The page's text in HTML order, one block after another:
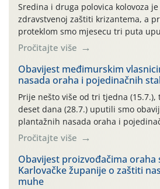
Sredina i druga polovica kolovoza
zdravstvenoj zaštiti krizantema, a
proteklom smo mjesecu tri puta
preventivnim mjerama zaštite
uzročnika bolesti, štetnika i fito-
06.7.)! Na početku ovog mjeseca je
povijesno i ekstremno vruće
najviše temperature […]
Pročitajte više
Obavijest međimurskim
nasada oraha i pojedinačnih
Prije nešto više od tri tjedna
deset dana (28.7.) uputili smo
plantažnih nasada oraha i
leta i ovogodišnjoj potrebi
orahove muhe (Rhagoletis
traje drugi ovogodišnji “toplinski
izražen zadnja šest dana (31.7.-
temperature zraka svakodnevno […]
Pročitajte više
Obavijest proizvođačima oraha
Karlovačke županije o zaštiti
muhe